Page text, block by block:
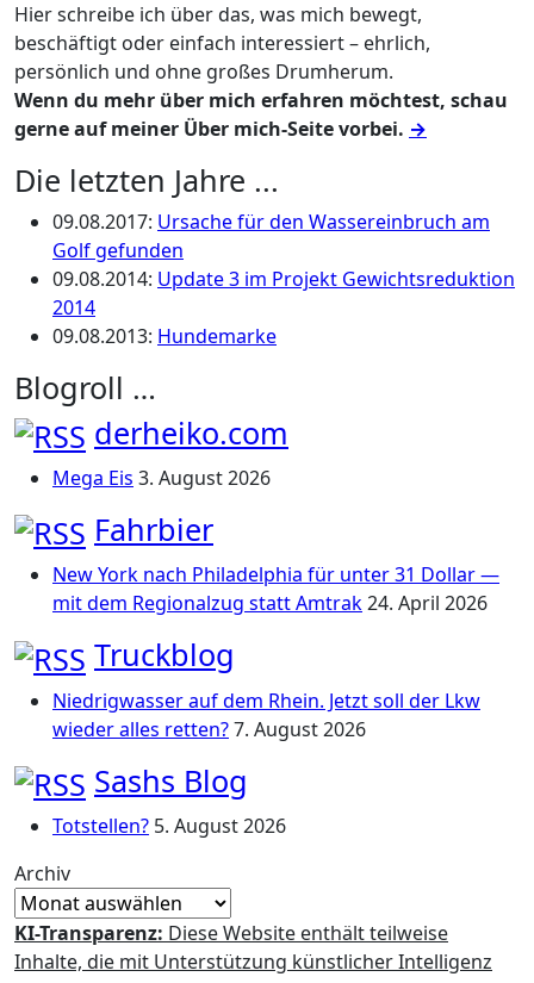
Hier schreibe ich über das, was mich bewegt,
beschäftigt oder einfach interessiert – ehrlich,
persönlich und ohne großes Drumherum.
Wenn du mehr über mich erfahren möchtest, schau
gerne auf meiner Über mich-Seite vorbei. →
Die letzten Jahre ...
09.08.2017: Ursache für den Wassereinbruch am
Golf gefunden
09.08.2014: Update 3 im Projekt Gewichtsreduktion
2014
09.08.2013: Hundemarke
Blogroll …
derheiko.com
Mega Eis 3. August 2026
Fahrbier
New York nach Philadelphia für unter 31 Dollar —
mit dem Regionalzug statt Amtrak24. April 2026
Truckblog
Niedrigwasser auf dem Rhein. Jetzt soll der Lkw
wieder alles retten?7. August 2026
Sashs Blog
Totstellen? 5. August 2026
Archiv
KI-Transparenz: Diese Website enthält teilweise
Inhalte, die mit Unterstützung künstlicher Intelligenz